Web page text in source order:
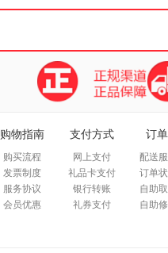
塑造鲜明、真实的人物形象。
购物指南
购买流程
发票制度
服务协议
会员优惠
支付方式
网上支付
礼品卡支付
银行转账
礼券支付
订
配送
订单
自助
自助